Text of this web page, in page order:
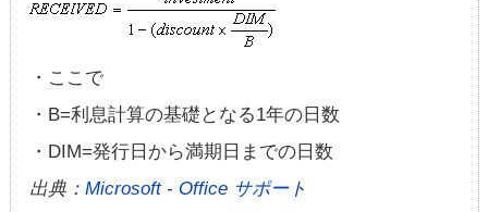
・ここで
・B=利息計算の基礎となる1年の日数
・DIM=発行日から満期日までの日数
出典： Microsoft - Office サポート